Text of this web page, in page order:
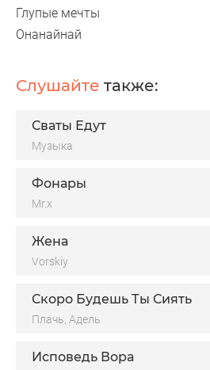
Глупые мечты
Онанайнай
Слушайте также:
Сваты Едут
Музыка
Фонары
Mr.x
Жена
Vorskiy
Скоро Будешь Ты Сиять
Плачь, Адель
Исповедь Вора